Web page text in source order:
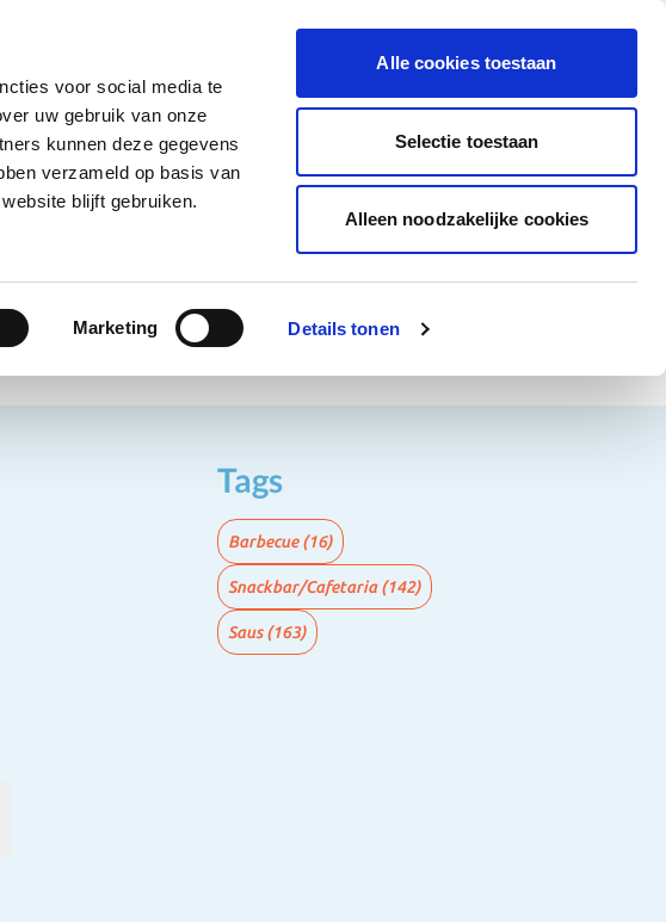
voor social media te
uw gebruik van onze
kunnen deze gegevens
verzameld op basis van
blijft gebruiken.
Marketing Details tonen
Alle cookies toestaan
Selectie toestaan
Alleen noodzakelijke cookies
category
Show submenu for Diepvriesproducten category
Dranken
Show submenu for Dranken category
Non-Food
Alle deals
Word klant
Tags
Barbecue(16)
Snackbar/Cafetaria(142)
Saus(163)